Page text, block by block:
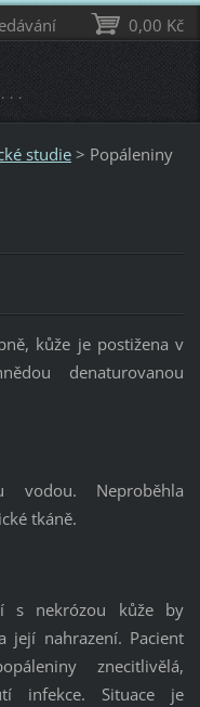
. .
studie > Popáleniny
kůže je postižena v
denaturovanou
vodou. Neproběhla
tkáně.
s nekrózou kůže by
její nahrazení. Pacient
znecitlivělá,
infekce. Situace je
0,00 Kč